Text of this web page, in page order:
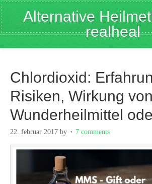
Alternative
realheal
Chlordioxid:
Risiken, Wirkung
Wunderheilmittel
22. februar 2017 by 7 comments